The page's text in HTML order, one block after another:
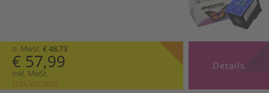
o. MwSt. € 48,73
€ 57,99
inkl. MwSt.
zzgl. Versand
Details